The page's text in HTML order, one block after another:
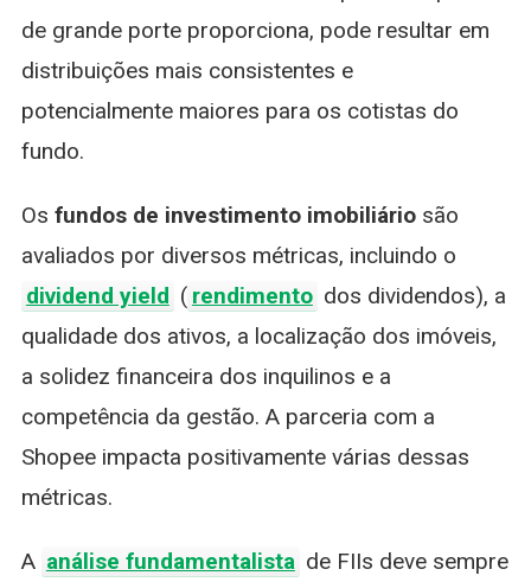
de grande porte proporciona, pode resultar em
distribuições mais consistentes e
potencialmente maiores para os cotistas do
fundo.
Os fundos de investimento imobiliáriosão
avaliados por diversos métricas, incluindo o
dividend yield ( rendimento dos dividendos), a
qualidade dos ativos, a localização dos imóveis,
a solidez financeira dos inquilinos e a
competência da gestão. A parceria com a
Shopee impacta positivamente várias dessas
métricas.
A análise fundamentalista de FIIs deve sempre